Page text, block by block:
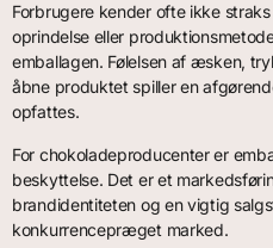
Forbrugere kender ofte ikke
oprindelse eller
emballagen. Følelsen af æsken,
åbne produktet spiller en
opfattes.
For chokoladeproducenter er
beskyttelse. Det er et
brandidentiteten og en vigtig
konkurrencepræget marked.